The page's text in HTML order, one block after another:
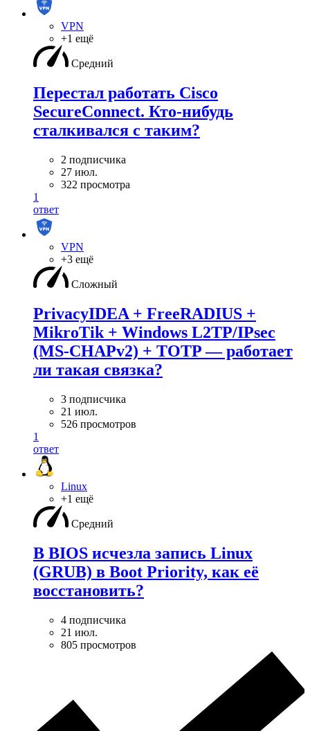
VPN
+1 ещё
Средний
Перестал работать Cisco
SecureConnect. Кто-нибудь
сталкивался с таким?
2 подписчика
27 июл.
322 просмотра
1
ответ
VPN
+3 ещё
Сложный
PrivacyIDEA + FreeRADIUS +
MikroTik + Windows L2TP/IPsec
(MS-CHAPv2) + TOTP — работает
ли такая связка?
3 подписчика
21 июл.
526 просмотров
1
ответ
Linux
+1 ещё
Средний
В BIOS исчезла запись Linux
(GRUB) в Boot Priority, как её
восстановить?
4 подписчика
21 июл.
805 просмотров